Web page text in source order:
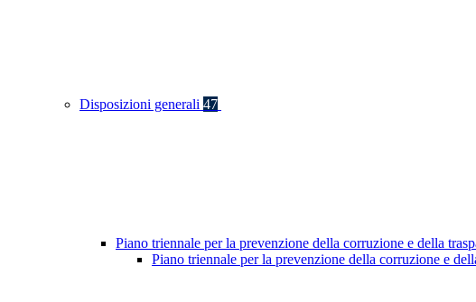
Disposizioni generali 47
Piano triennale per la prevenzione della corruzione e della
Piano triennale per la prevenzione della corruzione e